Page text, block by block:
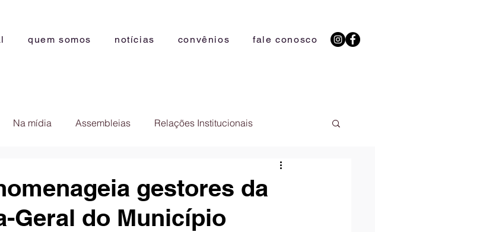
quem somos notícias convênios fale conosco
Na mídia Assembleias Relações Institucionais
gestores da
Geral do Município